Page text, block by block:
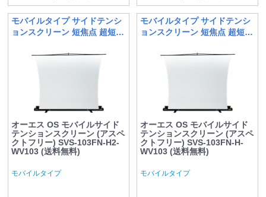
モバイルタイプ サイドテンシ
ョンスクリーン 短焦点 超短焦
オーエス OS モバイルサイド
テンションスクリーン (アスペ
クトフリー) SVS-103FN-H2-
WV103 (送料無料)
モバイルタイプ
モバイルタイプ サイドテンシ
ョンスクリーン 短焦点 超短焦
オーエス OS モバイルサイド
テンションスクリーン (アスペ
クトフリー) SVS-103FN-H-
WV103 (送料無料)
モバイルタイプ